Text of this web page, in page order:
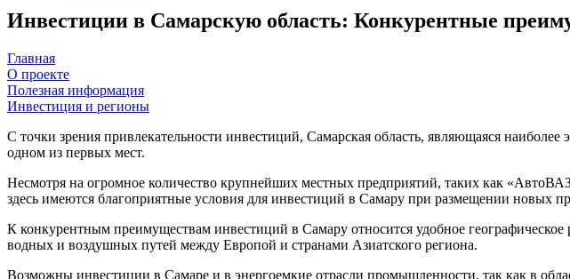
Инвестиции в Самарскую область: Конкурентные
Главная
О проекте
Полезная информация
Инвестиция и регионы
С точки зрения привлекательности инвестиций, Самарская область, являющаяся
одном из первых мест.
Несмотря на огромное количество крупнейших местных предприятий, таких как
здесь имеются благоприятные условия для инвестиций в Самару при размещении новых
К конкурентным преимуществам инвестиций в Самару относится удобное
водных и воздушных путей между Европой и странами Азиатского региона.
Возможны инвестиции в Самаре и в энергоемкие отрасли промышленности, так как в